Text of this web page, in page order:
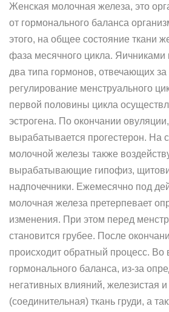
Женская молочная железа, это
от гормонального баланса
этого, на общее состояние ткани
фаза месячного цикла. Яичниками
два типа гормонов, отвечающих
регулирование менструального
первой половины цикла
эстрогена. По окончании
вырабатывается прогестерон. На
молочной железы также
вырабатывающие гипофиз,
надпочечники. Ежемесячно под
молочная железа претерпевает
изменения. При этом перед
становится грубее. После
происходит обратный процесс.
гормонального баланса, из-за
негативных влияний, железистая
(соединительная) ткань груди, а